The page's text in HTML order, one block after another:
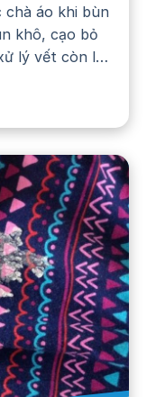
chà áo khi bùn
khô, cạo bỏ
lý vết còn lại
hiện…